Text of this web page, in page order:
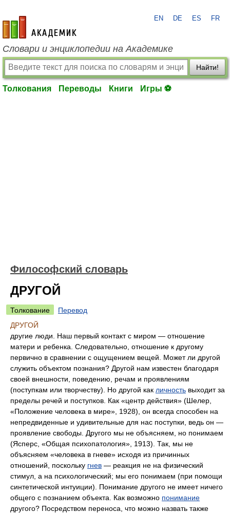
academic.ru
EN DE ES FR
Словари и энциклопедии на Академике
Найти!
Толкования Переводы Книги Игры ⚽
Философский словарь
ДРУГОЙ
Толкование
Перевод
ДРУГОЙ
другие люди. Наш первый контакт с миром — отношение
матери и ребенка. Следовательно, отношение к другому
первично в сравнении с ощущением вещей. Может ли другой
служить объектом познания? Другой нам известен благодаря
своей внешности, поведению, речам и проявлениям
(поступкам или творчеству). Но другой как личность выходит за
пределы речей и поступков. Как «центр действия» (Шелер,
«Положение человека в мире», 1928), он всегда способен на
непредвиденные и удивительные для нас поступки, ведь он —
проявление свободы. Другого мы не объясняем, но понимаем
(Ясперс, «Общая психопатология», 1913). Так, мы не
объясняем «человека в гневе» исходя из причинных
отношений, поскольку гнев — реакция не на физический
стимул, а на психологический; мы его понимаем (при помощи
синтетической интуиции). Понимание другого не имеет ничего
общего с познанием объекта. Как возможно понимание
другого? Посредством переноса, что можно назвать также